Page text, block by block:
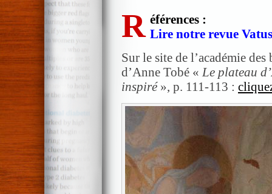
R éférences :
Lire notre revue
Sur le site de l’académie
d’Anne Tobé « Le plateau
inspiré », p. 111-113 :